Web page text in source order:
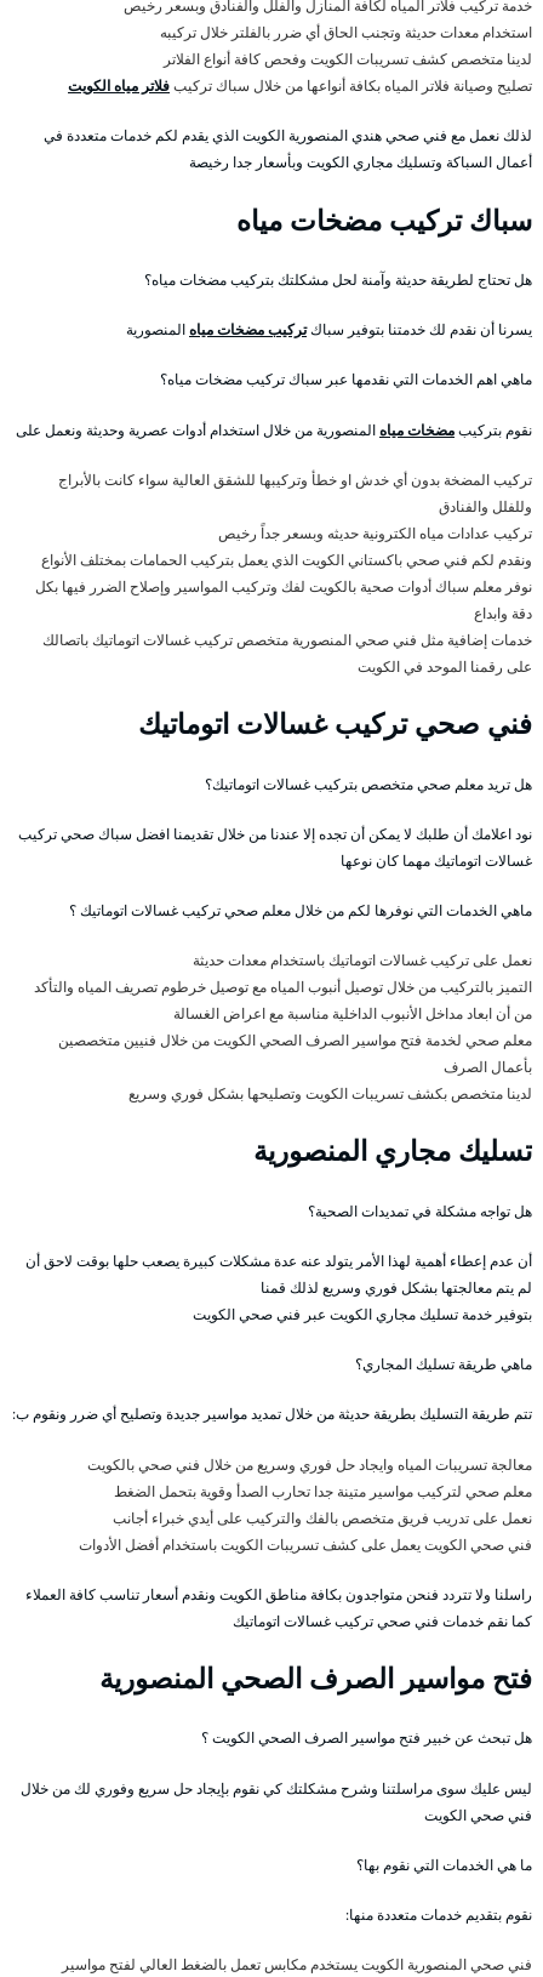
خدمة تركيب فلاتر المياه لكافة المنازل والفلل والفنادق وبسعر رخيص
استخدام معدات حديثة وتجنب الحاق أي ضرر بالفلتر خلال تركيبه
لدينا متخصص كشف تسريبات الكويت وفحص كافة أنواع الفلاتر
تصليح وصيانة فلاتر المياه بكافة أنواعها من خلال سباك تركيبفلاتر مياه الكويت
لذلك نعمل مع فني صحي هندي المنصورية الكويت الذي يقدم لكم خدمات متعددة في
أعمال السباكة وتسليك مجاري الكويت وبأسعار جدا رخيصة
سباك تركيب مضخات مياه
هل تحتاج لطريقة حديثة وآمنة لحل مشكلتك بتركيب مضخات مياه؟
يسرنا أن نقدم لك خدمتنا بتوفير سباكتركيب مضخات مياهالمنصورية
ماهي اهم الخدمات التي نقدمها عبر سباك تركيب مضخات مياه؟
نقوم بتركيبمضخات مياهالمنصورية من خلال استخدام أدوات عصرية وحديثة ونعمل على
تركيب المضخة بدون أي خدش او خطأ وتركيبها للشقق العالية سواء كانت بالأبراج
وللفلل والفنادق
تركيب عدادات مياه الكترونية حديثه وبسعر جداً رخيص
ونقدم لكم فني صحي باكستاني الكويت الذي يعمل بتركيب الحمامات بمختلف الأنواع
نوفر معلم سباك أدوات صحية بالكويت لفك وتركيب المواسير وإصلاح الضرر فيها بكل
دقة وابداع
خدمات إضافية مثل فني صحي المنصورية متخصص تركيب غسالات اتوماتيك باتصالك
على رقمنا الموحد في الكويت
فني صحي تركيب غسالات اتوماتيك
هل تريد معلم صحي متخصص بتركيب غسالات اتوماتيك؟
نود اعلامك أن طلبك لا يمكن أن تجده إلا عندنا من خلال تقديمنا افضل سباك صحي تركيب
غسالات اتوماتيك مهما كان نوعها
ماهي الخدمات التي نوفرها لكم من خلال معلم صحي تركيب غسالات اتوماتيك ؟
نعمل على تركيب غسالات اتوماتيك باستخدام معدات حديثة
التميز بالتركيب من خلال توصيل أنبوب المياه مع توصيل خرطوم تصريف المياه والتأكد
من أن ابعاد مداخل الأنبوب الداخلية مناسبة مع اعراض الغسالة
معلم صحي لخدمة فتح مواسير الصرف الصحي الكويت من خلال فنيين متخصصين
بأعمال الصرف
لدينا متخصص بكشف تسريبات الكويت وتصليحها بشكل فوري وسريع
تسليك مجاري المنصورية
هل تواجه مشكلة في تمديدات الصحية؟
أن عدم إعطاء أهمية لهذا الأمر يتولد عنه عدة مشكلات كبيرة يصعب حلها بوقت لاحق أن
لم يتم معالجتها بشكل فوري وسريع لذلك قمنا
بتوفير خدمة تسليك مجاري الكويت عبر فني صحي الكويت
ماهي طريقة تسليك المجاري؟
تتم طريقة التسليك بطريقة حديثة من خلال تمديد مواسير جديدة وتصليح أي ضرر ونقوم ب:
معالجة تسريبات المياه وايجاد حل فوري وسريع من خلال فني صحي بالكويت
معلم صحي لتركيب مواسير متينة جدا تحارب الصدأ وقوية بتحمل الضغط
نعمل على تدريب فريق متخصص بالفك والتركيب على أيدي خبراء أجانب
فني صحي الكويت يعمل على كشف تسريبات الكويت باستخدام أفضل الأدوات
راسلنا ولا تتردد فنحن متواجدون بكافة مناطق الكويت ونقدم أسعار تناسب كافة العملاء
كما نقم خدمات فني صحي تركيب غسالات اتوماتيك
فتح مواسير الصرف الصحي المنصورية
هل تبحث عن خبير فتح مواسير الصرف الصحي الكويت ؟
ليس عليك سوى مراسلتنا وشرح مشكلتك كي نقوم بإيجاد حل سريع وفوري لك من خلال
فني صحي الكويت
ما هي الخدمات التي نقوم بها؟
نقوم بتقديم خدمات متعددة منها:
فني صحي المنصورية الكويت يستخدم مكابس تعمل بالضغط العالي لفتح مواسير